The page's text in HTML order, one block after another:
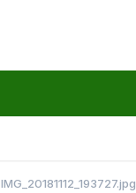
IMG_20181112_193727.jpg